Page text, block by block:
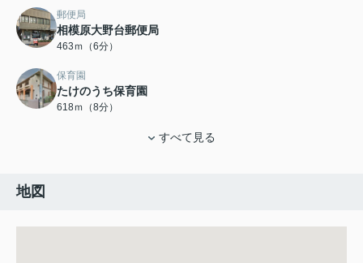
郵便局
相模原大野台郵便局
463ｍ（6分）
保育園
たけのうち保育園
618ｍ（8分）
すべて見る
地図